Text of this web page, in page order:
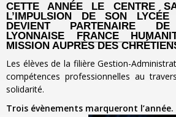
CETTE ANNÉE LE CENTRE
L’IMPULSION DE SON LYCÉE
DEVIENT PARTENAIRE DE
LYONNAISE FRANCE
MISSION AUPRÈS DES
Les élèves de la filière Gestion-
compétences professionnelles au
solidarité.
Trois évènements marqueront l’année.